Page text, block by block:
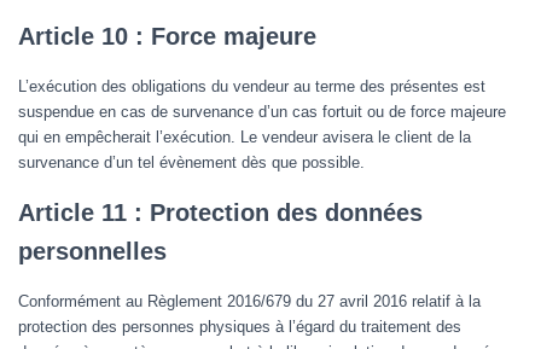
Article 10 : Force majeure
L’exécution des obligations du vendeur au terme des présentes est
suspendue en cas de survenance d’un cas fortuit ou de force majeure
qui en empêcherait l’exécution. Le vendeur avisera le client de la
survenance d’un tel évènement dès que possible.
Article 11 : Protection des données
personnelles
Conformément au Règlement 2016/679 du 27 avril 2016 relatif à la
protection des personnes physiques à l’égard du traitement des